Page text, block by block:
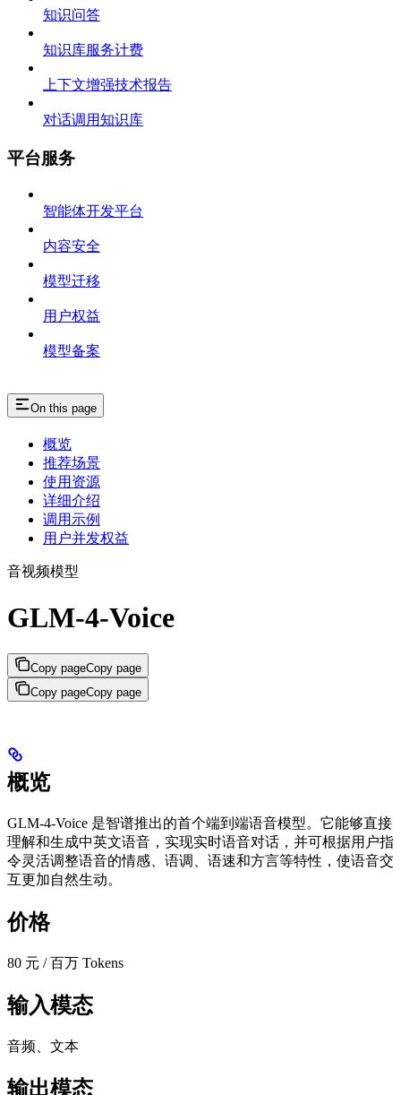
知识问答
知识库服务计费
上下文增强技术报告
对话调用知识库
平台服务
智能体开发平台
内容安全
模型迁移
用户权益
模型备案
On this page
概览
推荐场景
使用资源
详细介绍
调用示例
用户并发权益
音视频模型
GLM-4-Voice
Copy pageCopy page
Copy pageCopy page
概览
GLM-4-Voice 是智谱推出的首个端到端语音模型。它能够直接
理解和生成中英文语音，实现实时语音对话，并可根据用户指
令灵活调整语音的情感、语调、语速和方言等特性，使语音交
互更加自然生动。
价格
80 元 / 百万 Tokens
输入模态
音频、文本
输出模态